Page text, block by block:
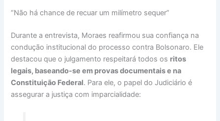
“Não há chance de recuar um milímetro sequer”
Durante a entrevista, Moraes reafirmou sua confiança na
condução institucional do processo contra Bolsonaro. Ele
destacou que o julgamento respeitará todos os ritos
legais, baseando-se em provas documentais e na
Constituição Federal. Para ele, o papel do Judiciário é
assegurar a justiça com imparcialidade: